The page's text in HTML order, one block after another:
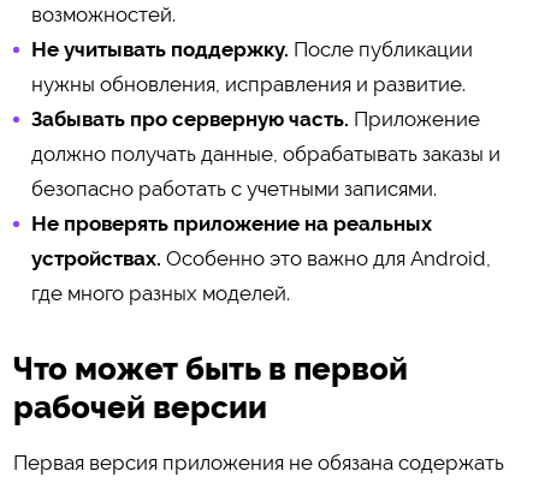
возможностей.
Не учитывать поддержку. После публикации
нужны обновления, исправления и развитие.
Забывать про серверную часть. Приложение
должно получать данные, обрабатывать заказы и
безопасно работать с учетными записями.
Не проверять приложение на реальных
устройствах. Особенно это важно для Android,
где много разных моделей.
Что может быть в первой
рабочей версии
Первая версия приложения не обязана содержать